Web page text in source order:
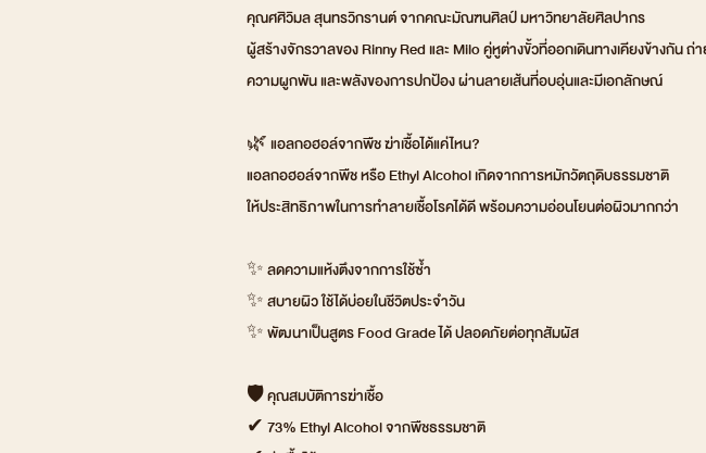
คุณศศิวิมล สุนทรวิกรานต์ จากคณะมัณฑนศิลป์ มหาวิทยาลัยศิลปากร
ผู้สร้างจักรวาลของ Rinny Red และ Milo คู่หูต่างขั้วที่ออกเดินทางเคียงข้างกัน
ความผูกพัน และพลังของการปกป้อง ผ่านลายเส้นที่อบอุ่นและมีเอกลักษณ์
🌿 แอลกอฮอล์จากพืช ฆ่าเชื้อได้แค่ไหน?
แอลกอฮอล์จากพืช หรือ Ethyl Alcohol เกิดจากการหมักวัตถุดิบธรรมชาติ
ให้ประสิทธิภาพในการทำลายเชื้อโรคได้ดี พร้อมความอ่อนโยนต่อผิวมากกว่า
✨ ลดความแห้งตึงจากการใช้ซ้ำ
✨ สบายผิว ใช้ได้บ่อยในชีวิตประจำวัน
✨ พัฒนาเป็นสูตร Food Grade ได้ ปลอดภัยต่อทุกสัมผัส
🛡 คุณสมบัติการฆ่าเชื้อ
✔ 73% Ethyl Alcohol จากพืชธรรมชาติ